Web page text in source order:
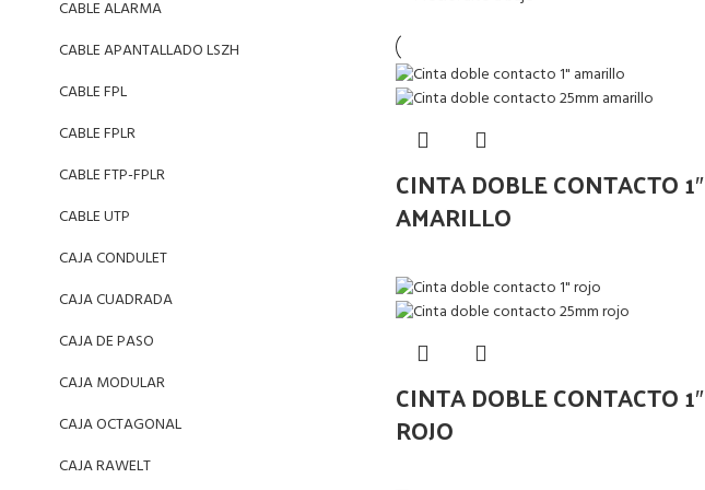
CABLE ALARMA
CABLE APANTALLADO LSZH
CABLE FPL
CABLE FPLR
CABLE FTP-FPLR
CABLE UTP
CAJA CONDULET
CAJA CUADRADA
CAJA DE PASO
CAJA MODULAR
CAJA OCTAGONAL
CAJA RAWELT
CINTA DOBLE CONTACTO 1″
AMARILLO
CINTA DOBLE CONTACTO 1″
ROJO